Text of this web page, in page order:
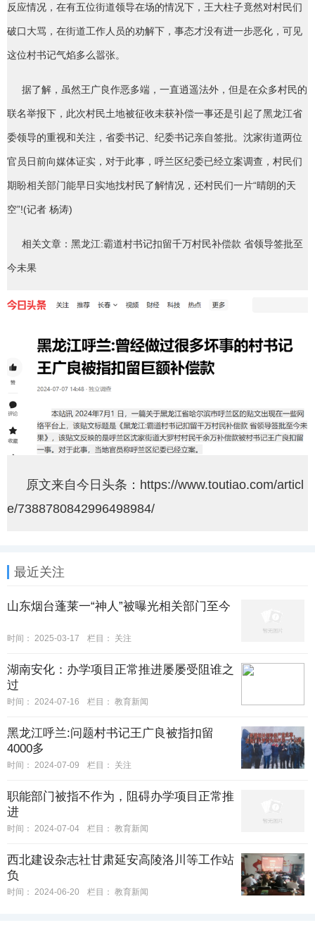
反应情况，在有五位街道领导在场的情况下，王大柱子竟然对村民们
破口大骂，在街道工作人员的劝解下，事态才没有进一步恶化，可见
这位村书记气焰多么嚣张。
据了解，虽然王广良作恶多端，一直逍遥法外，但是在众多村民的
联名举报下，此次村民土地被征收未获补偿一事还是引起了黑龙江省
委领导的重视和关注，省委书记、纪委书记亲自签批。沈家街道两位
官员日前向媒体证实，对于此事，呼兰区纪委已经立案调查，村民们
期盼相关部门能早日实地找村民了解情况，还村民们一片“晴朗的天
空”!(记者 杨涛)
相关文章：黑龙江:霸道村书记扣留千万村民补偿款 省领导签批至
今未果
原文来自今日头条：https://www.toutiao.com/articl
e/7388780842996498984/
最近关注
山东烟台蓬莱一“神人”被曝光相关部门至今
时间： 2025-03-17 栏目： 关注
湖南安化：办学项目正常推进屡屡受阻谁之
过
时间： 2024-07-16 栏目： 教育新闻
黑龙江呼兰:问题村书记王广良被指扣留
4000多
时间： 2024-07-09 栏目： 关注
职能部门被指不作为，阻碍办学项目正常推
进
时间： 2024-07-04 栏目： 教育新闻
西北建设杂志社甘肃延安高陵洛川等工作站
负
时间： 2024-06-20 栏目： 教育新闻